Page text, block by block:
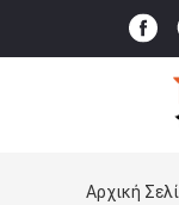
Αρχική